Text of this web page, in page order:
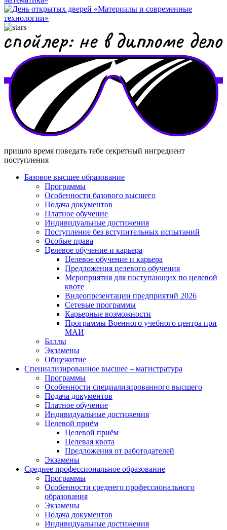
пришло время поведать тебе секретный ингредиент
поступления
Базовое высшее образование
Программы
Особенности базового высшего
Подача документов
Платное обучение
Индивидуальные достижения
Поступление без вступительных испытаний
Особые права
Целевое обучение и карьера
Целевое обучение и карьера
Предложения целевого обучения
Мероприятия для поступающих по целевой
квоте
Видеопрезентации предприятий 2026
Сетевые программы
Карьерные возможности
Программы Военного учебного центра при
МАИ
Баллы
Экзамены
Общежитие
Специализированное высшее – магистратура
Программы
Особенности специализированного высшего
Подача документов
Платное обучение
Индивидуальные достижения
Целевой приём
Целевой приём
Целевая квота
Предложения от работодателей
Экзамены
Среднее профессиональное образование
Программы
Особенности среднего профессионального
образования
Экзамены
Подача документов
Индивидуальные достижения